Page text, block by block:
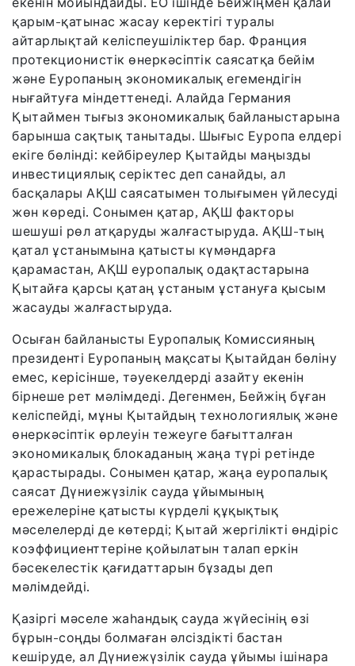
қарым-қатынас жасау керектігі туралы
айтарлықтай келіспеушіліктер бар. Франция
протекционистік өнеркәсіптік саясатқа бейім
және Еуропаның экономикалық егемендігін
нығайтуға міндеттенеді. Алайда Германия
Қытаймен тығыз экономикалық байланыстарына
барынша сақтық танытады. Шығыс Еуропа елдері
екіге бөлінді: кейбіреулер Қытайды маңызды
инвестициялық серіктес деп санайды, ал
басқалары АҚШ саясатымен толығымен үйлесуді
жөн көреді. Сонымен қатар, АҚШ факторы
шешуші рөл атқаруды жалғастыруда. АҚШ-тың
қатал ұстанымына қатысты күмәндарға
қарамастан, АҚШ еуропалық одақтастарына
Қытайға қарсы қатаң ұстаным ұстануға қысым
жасауды жалғастыруда.
Осыған байланысты Еуропалық Комиссияның
президенті Еуропаның мақсаты Қытайдан бөліну
емес, керісінше, тәуекелдерді азайту екенін
бірнеше рет мәлімдеді. Дегенмен, Бейжің бұған
келіспейді, мұны Қытайдың технологиялық және
өнеркәсіптік өрлеуін тежеуге бағытталған
экономикалық блокаданың жаңа түрі ретінде
қарастырады. Сонымен қатар, жаңа еуропалық
саясат Дүниежүзілік сауда ұйымының
ережелеріне қатысты күрделі құқықтық
мәселелерді де көтерді; Қытай жергілікті өндіріс
коэффициенттеріне қойылатын талап еркін
бәсекелестік қағидаттарын бұзады деп
мәлімдейді.
Қазіргі мәселе жаһандық сауда жүйесінің өзі
бұрын-соңды болмаған әлсіздікті бастан
кешіруде, ал Дүниежүзілік сауда ұйымы ішінара